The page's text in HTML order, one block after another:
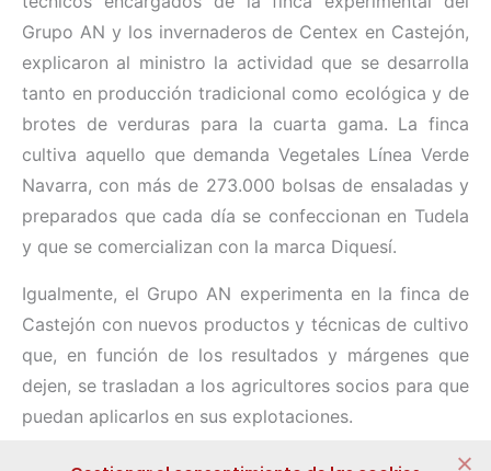
Grupo AN y los invernaderos de Centex en Castejón,
explicaron al ministro la actividad que se desarrolla
tanto en producción tradicional como ecológica y de
brotes de verduras para la cuarta gama. La finca
cultiva aquello que demanda Vegetales Línea Verde
Navarra, con más de 273.000 bolsas de ensaladas y
preparados que cada día se confeccionan en Tudela
y que se comercializan con la marca Diquesí.
Igualmente, el Grupo AN experimenta en la finca de
Castejón con nuevos productos y técnicas de cultivo
que, en función de los resultados y márgenes que
dejen, se trasladan a los agricultores socios para que
puedan aplicarlos en sus explotaciones.